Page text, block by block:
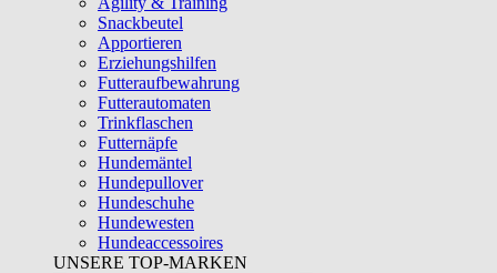
Snackbeutel
Apportieren
Erziehungshilfen
Futteraufbewahrung
Futterautomaten
Trinkflaschen
Futternäpfe
Hundemäntel
Hundepullover
Hundeschuhe
Hundewesten
Hundeaccessoires
UNSERE TOP-MARKEN